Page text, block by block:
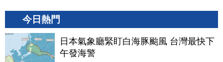
今日熱門
日本氣象廳緊盯白海豚颱風 台灣最快下
午發海警